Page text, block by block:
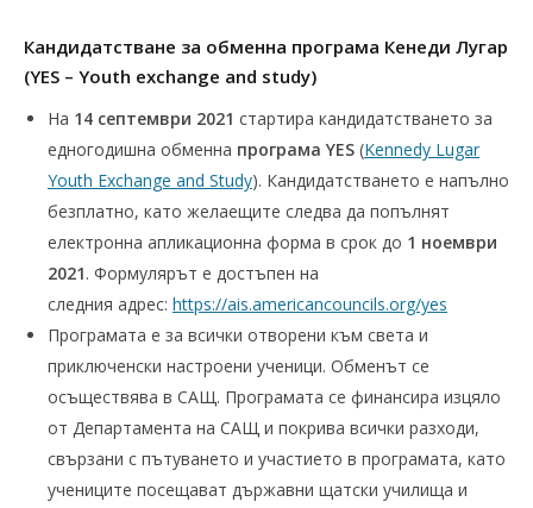
Кандидатстване за обменна програма Кенеди Лугар
(YES – Youth exchange and study)
На 14 септември 2021 стартира кандидатстването за
едногодишна обменна програма YES (Kennedy Lugar
Youth Exchange and Study). Кандидатстването е напълно
безплатно, като желаещите следва да попълнят
електронна апликационна форма в срок до 1 ноември
2021. Формулярът е достъпен на
следния адрес: https://ais.americancouncils.org/yes
Програмата е за всички отворени към света и
приключенски настроени ученици. Обменът се
осъществява в САЩ. Програмата се финансира изцяло
от Департамента на САЩ и покрива всички разходи,
свързани с пътуването и участието в програмата, като
учениците посещават държавни щатски училища и